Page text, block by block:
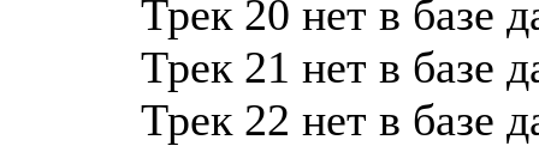
Трек 20 нет в базе
Трек 21 нет в базе
Трек 22 нет в базе